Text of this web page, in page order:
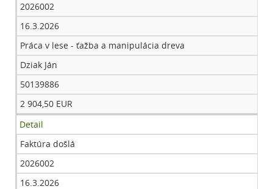
2026002
16.3.2026
Práca v lese - ťažba a manipulácia dreva
Dziak Ján
50139886
2 904,50 EUR
Detail
Faktúra došlá
2026002
16.3.2026